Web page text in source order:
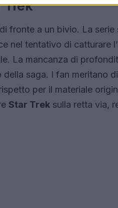
Trek
fronte a un bivio. La serie
nel tentativo di catturare
La mancanza di
saga. I fan meritano
per il materiale
Star Trek sulla retta via,